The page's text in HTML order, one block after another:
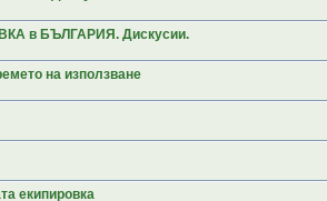
в БЪЛГАРИЯ. Дискусии.
на използване
екипировка